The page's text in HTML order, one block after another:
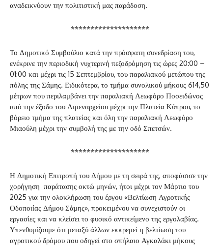
αναδεικνύουν την πολιτιστική μας παράδοση.
********************
Το Δημοτικό Συμβούλιο κατά την πρόσφατη συνεδρίαση του,
ενέκρινε την περιοδική νυχτερινή πεζοδρόμηση τις ώρες 20:00 –
01:00 και μέχρι τις 15 Σεπτεμβρίου, του παραλιακού μετώπου της
πόλης της Σάμης. Ειδικότερα, το τμήμα συνολικού μήκους 614,50
μέτρων που περιλαμβάνει την παραλιακή Λεωφόρο Ποσειδώνος
από την έξοδο του Λιμεναρχείου μέχρι την Πλατεία Κύπρου, το
βόρειο τμήμα της πλατείας και όλη την παραλιακή Λεωφόρο
Μιαούλη μέχρι την συμβολή της με την οδό Σπετσών.
********************
Η Δημοτική Επιτροπή του Δήμου με τη σειρά της, αποφάσισε την
χορήγηση παράτασης οκτώ μηνών, ήτοι μέχρι τον Μάρτιο του
2025 για την ολοκλήρωση του έργου «Βελτίωση Αγροτικής
Οδοποιίας Δήμου Σάμης», προκειμένου να συνεχιστούν οι
εργασίες και να κλείσει το φυσικό αντικείμενο της εργολαβίας.
Υπενθυμίζουμε ότι μεταξύ άλλων εκκρεμεί η βελτίωση του
αγροτικού δρόμου που οδηγεί στο σπήλαιο Αγκαλάκι μήκους